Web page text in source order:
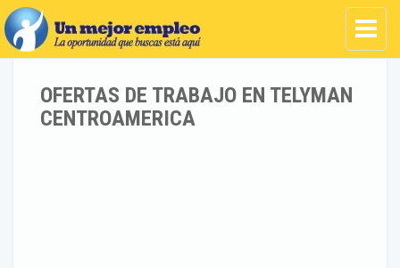
OFERTAS DE TRABAJO EN TELYMAN
CENTROAMERICA